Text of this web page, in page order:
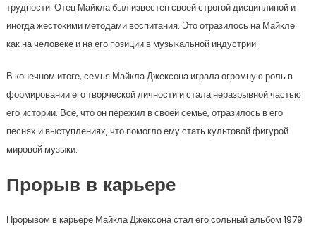
трудности. Отец Майкла был известен своей строгой дисциплиной и
иногда жестокими методами воспитания. Это отразилось на Майкле
как на человеке и на его позиции в музыкальной индустрии.
В конечном итоге, семья Майкла Джексона играла огромную роль в
формировании его творческой личности и стала неразрывной частью
его истории. Все, что он пережил в своей семье, отразилось в его
песнях и выступлениях, что помогло ему стать культовой фигурой
мировой музыки.
Прорыв в карьере
Прорывом в карьере Майкла Джексона стал его сольный альбом 1979